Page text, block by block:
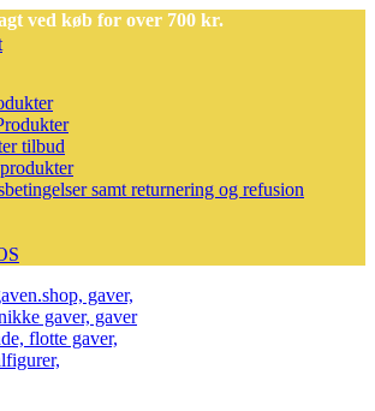
ved køb for over 700 kr.
tilbud
samt returnering og refusion